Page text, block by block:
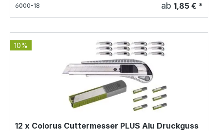
6000-18 ab 1,85 € *
10%
12 x Colorus Cuttermesser PLUS Alu Druckguss